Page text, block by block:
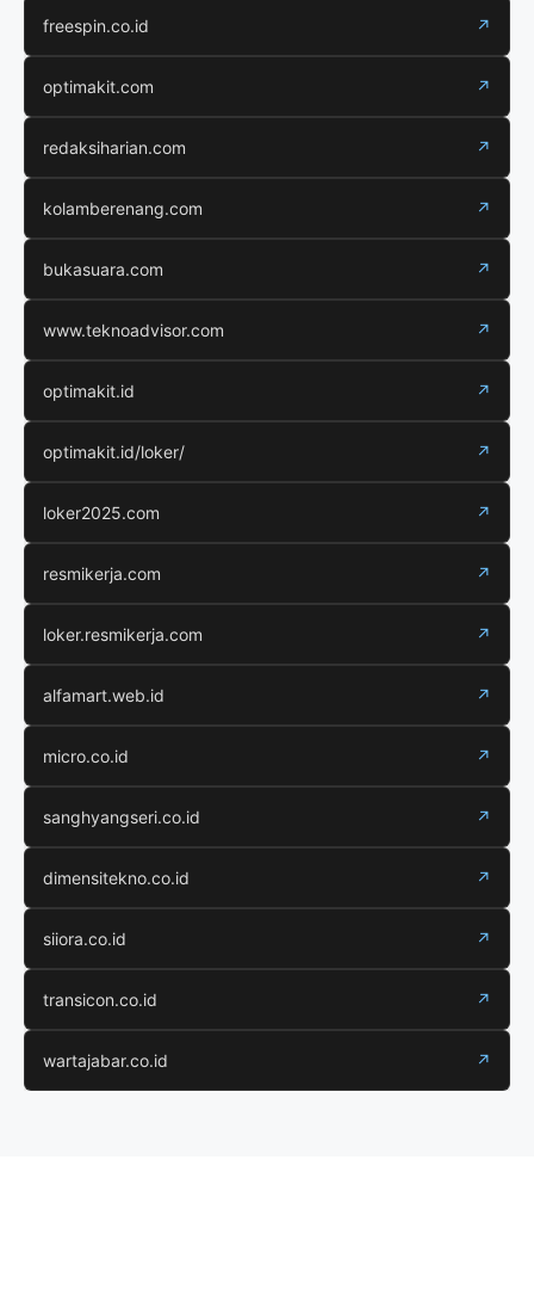
freespin.co.id ↗
optimakit.com ↗
redaksiharian.com ↗
kolamberenang.com ↗
bukasuara.com ↗
www.teknoadvisor.com ↗
optimakit.id ↗
optimakit.id/loker/ ↗
loker2025.com ↗
resmikerja.com ↗
loker.resmikerja.com ↗
alfamart.web.id ↗
micro.co.id ↗
sanghyangseri.co.id ↗
dimensitekno.co.id ↗
siiora.co.id ↗
transicon.co.id ↗
wartajabar.co.id ↗